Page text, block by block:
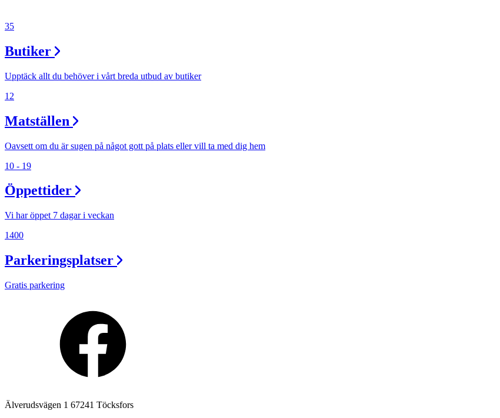
Sök
Öppettider
Praktisk information
Magasin
Presentkort
35
Butiker
Upptäck allt du behöver i vårt breda utbud av butiker
12
Matställen
Oavsett om du är sugen på något gott på plats eller vill ta med dig hem
10 - 19
Öppettider
Vi har öppet 7 dagar i veckan
1400
Parkeringsplatser
Gratis parkering
Älverudsvägen 1 67241 Töcksfors